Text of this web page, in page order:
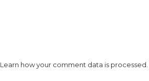
Learn how your comment data is processed.